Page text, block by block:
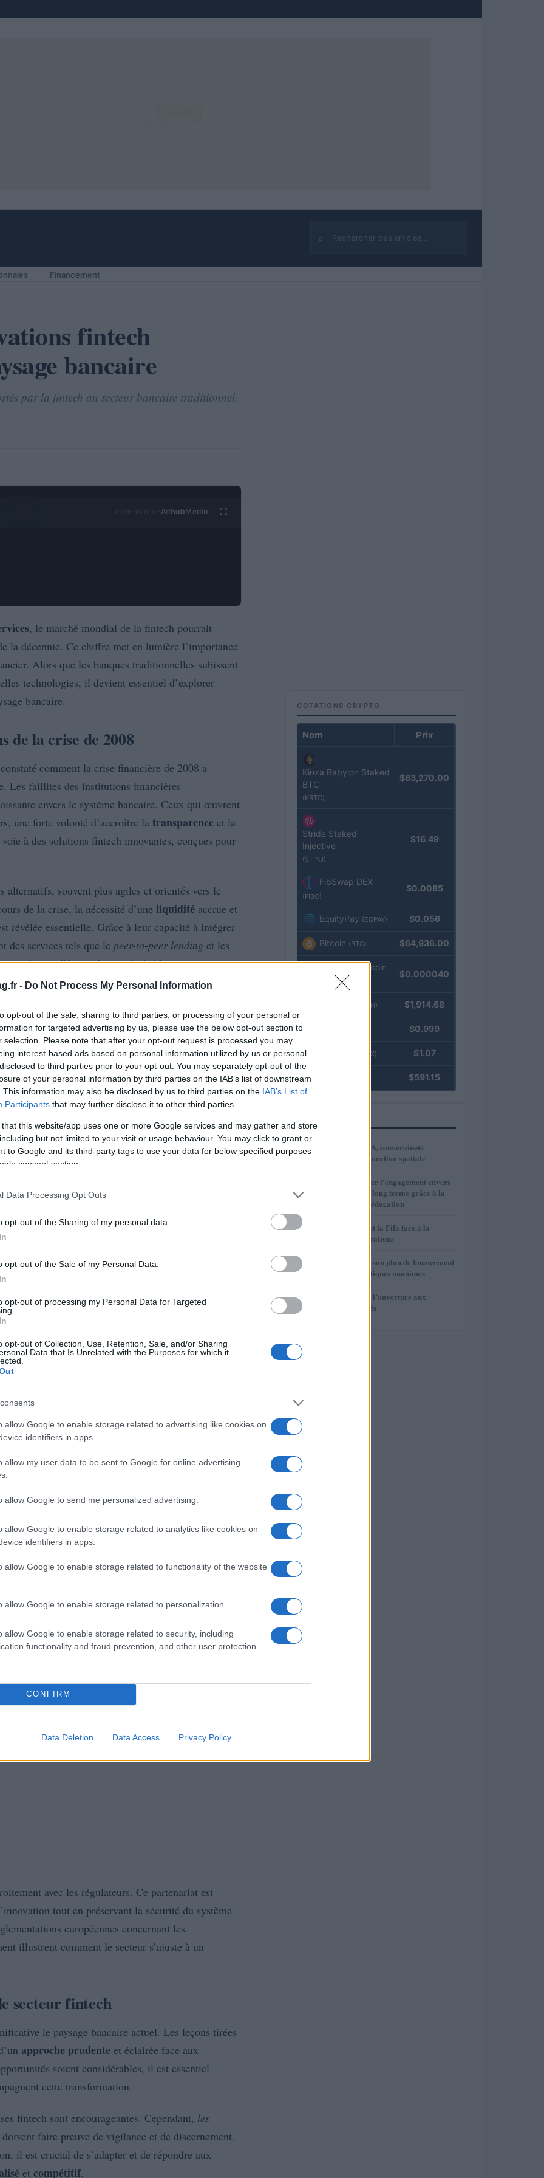
- Do Not Process My Personal Information
opt-out of the sale, sharing to third parties, or processing of your personal or
for targeted advertising by us, please use the below opt-out section to
selection. Please note that after your opt-out request is processed you may
interest-based ads based on personal information utilized by us or personal
to third parties prior to your opt-out. You may separately opt-out of the
of your personal information by third parties on the IAB’s list of downstream
This information may also be disclosed by us to third parties on the IAB’s List of
Participants that may further disclose it to other third parties.
that this website/app uses one or more Google services and may gather and store
but not limited to your visit or usage behaviour. You may click to grant or
to Google and its third-party tags to use your data for below specified purposes
consent section.
Data Processing Opt Outs
opt-out of the Sharing of my personal data.
opt-out of the Sale of my Personal Data.
opt-out of processing my Personal Data for Targeted
opt-out of Collection, Use, Retention, Sale, and/or Sharing
Data that Is Unrelated with the Purposes for which it
allow Google to enable storage related to advertising like cookies on
identifiers in apps.
allow my user data to be sent to Google for online advertising
allow Google to send me personalized advertising.
allow Google to enable storage related to analytics like cookies on
identifiers in apps.
allow Google to enable storage related to functionality of the website
allow Google to enable storage related to personalization.
allow Google to enable storage related to security, including
functionality and fraud prevention, and other user protection.
CONFIRM
Data Deletion Data Access Privacy Policy
⌕
Rechercher
Financement
fintech
bancaire
par la fintech au secteur bancaire traditionnel.
Ad hubMedia
, le marché mondial de la fintech pourrait
la décennie. Ce chiffre met en lumière l’importance
Alors que les banques traditionnelles subissent
technologies, il devient essentiel d’explorer
bancaire.
de la crise de 2008
comment la crise financière de 2008 a
Les faillites des institutions financières
envers le système bancaire. Ceux qui œuvrent
une forte volonté d’accroître la transparence et la
à des solutions fintech innovantes, conçues pour
alternatifs, souvent plus agiles et orientés vers le
de la crise, la nécessité d’une liquidité accrue et
révélée essentielle. Grâce à leur capacité à intégrer
des services tels que le peer-to-peer lending et les
les modèles traditionnels établis.
derrière l’innovation
startups fintech ont levé plus de
capitaux a nourri l’innovation, entraînant une
proposés. Les indicateurs financiers montrent
coûts opérationnels pour les fintech, avec des
des banques traditionnelles.
l’adoption des solutions fintech. Face à des
se sont tournés vers les services en ligne,
sur ces plateformes. Cette dynamique a
de patrimoine automatisée au trading en
critique vis-à-vis des tendances actuelles.
toutes les innovations ne se traduisent pas
panorama en évolution
fintech sont de plus en plus marquées. Les
et assurer la protection des consommateurs.
défis spécifiques, notamment en matière de
considérablement de ceux rencontrés par les
avec les régulateurs. Ce partenariat est
tout en préservant la sécurité du système
européennes concernant les
illustrent comment le secteur s’ajuste à un
secteur fintech
le paysage bancaire actuel. Les leçons tirées
approche prudente et éclairée face aux
soient considérables, il est essentiel
cette transformation.
fintech sont encourageantes. Cependant, les
faire preuve de vigilance et de discernement.
il est crucial de s’adapter et de répondre aux
et compétitif.
COTATIONS CRYPTO
Nom Prix
Kinza Babylon Staked
BTC
(KBTC)
$83,270.00
Stride Staked
Injective
(STINJ)
$16.49
FibSwap DEX
(FIBO)
$0.0085
EquityPay (EQPAY) $0.056
Bitcoin (BTC) $64,936.00
VNST Stablecoin
$0.000040
(ETH) $1,914.68
$0.999
(USDEX) $1.07
$591.15
1 VivaTech 2026 : IA, souveraineté
numérique et exploration spatiale
Comment renforcer l’engagement envers
l’investissement à long terme grâce à la
psychologie et à l’éducation
3
Gianni Infantino et la Fifa face à la
rébellion des fédérations
4
La Fifa renonce à son plan de financement
privé face aux critiques unanimes
5
La Fifa renonce à l’ouverture aux
investisseurs privés